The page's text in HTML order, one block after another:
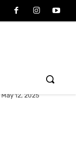
May 12, 2025